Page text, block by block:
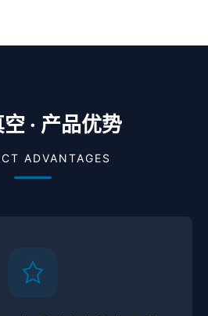
· 产品优势
ADVANTAGES